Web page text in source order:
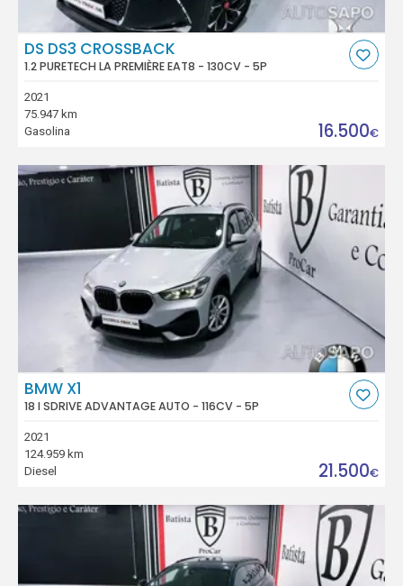
DS DS3 CROSSBACK
1.2 PURETECH LA PREMIÈRE EAT8 - 130CV - 5P
2021
75.947 km
Gasolina
16.500€
BMW X1
18 I SDRIVE ADVANTAGE AUTO - 116CV - 5P
2021
124.959 km
Diesel
21.500€